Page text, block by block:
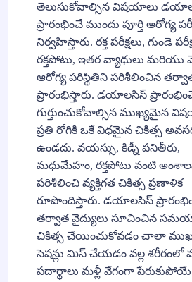
తెలుసుకోవాల్సిన విషయాలు
ప్రారంభించే ముందు పూర్తి ఆరోగ్య
నిర్వహిస్తారు. రక్త పరీక్షలు, గుండె
రక్తపోటు, ఇతర వ్యాధులు మరియు
ఆరోగ్య పరిస్థితిని పరిశీలించిన
ప్రారంభిస్తారు. డయాలసిస్
గుర్తుంచుకోవాల్సిన ముఖ్యమైన
ప్రతి రోగికి ఒకే విధమైన చికిత్స
ఉండదు. వయస్సు, కిడ్నీ పనితీరు,
మధుమేహం, రక్తపోటు వంటి
పరిశీలించి వ్యక్తిగత చికిత్స ప్రణాళిక
రూపొందిస్తారు. డయాలసిస్
తర్వాత వైద్యులు సూచించిన
చికిత్స చేయించుకోవడం చాలా
సెషన్లు మిస్ చేయడం వల్ల శరీరంలో
పదార్థాలు మళ్లీ వేగంగా